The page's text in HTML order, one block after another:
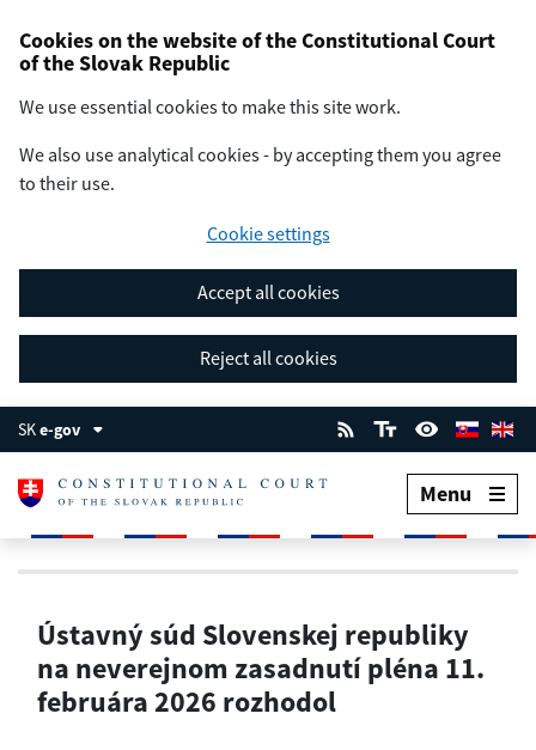
Cookies on the website of the Constitutional Court
of the Slovak Republic
We use essential cookies to make this site work.
We also use analytical cookies - by accepting them you agree
to their use.
Cookie settings
Accept all cookies
Reject all cookies
SKe-gov
Menu
Ústavný súd Slovenskej
Ústavný súd Slovenskej republiky
na neverejnom zasadnutí pléna 11.
februára 2026 rozhodol